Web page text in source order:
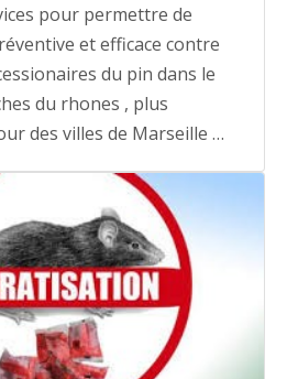
pour permettre de
et efficace contre
du pin dans le
du rhones , plus
des villes de Marseille …